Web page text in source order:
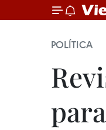
POLÍTICA